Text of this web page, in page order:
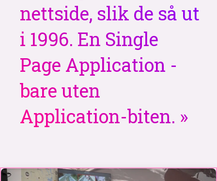
nettside, slik de så ut
i 1996. En Single
Page Application -
bare uten
Application-biten.